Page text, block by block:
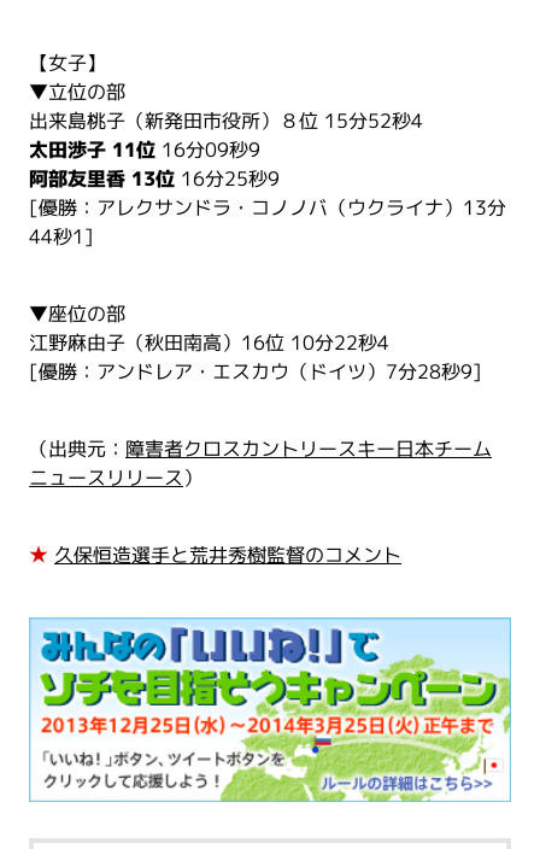
【女子】
▼立位の部
出来島桃子（新発田市役所）８位 15分52秒4
太田渉子 11位 16分09秒9
阿部友里香 13位 16分25秒9
[優勝：アレクサンドラ・コノノバ（ウクライナ）13分
44秒1]
▼座位の部
江野麻由子（秋田南高）16位 10分22秒4
[優勝：アンドレア・エスカウ（ドイツ）7分28秒9]
（出典元： 障害者クロスカントリースキー日本チーム
ニュースリリース）
★ 久保恒造選手と荒井秀樹監督のコメント